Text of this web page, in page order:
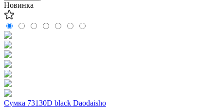
Новинка
Сумка 73130D black Daodaisho